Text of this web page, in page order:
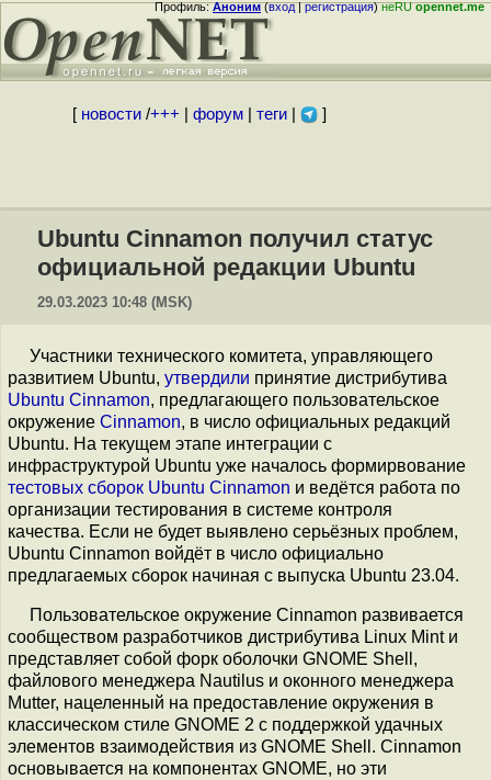
Профиль:Аноним(вход|регистрация)неRUopennet.me
[ новости/+++ форум| теги| ]
Ubuntu Cinnamon получил статус
официальной редакции Ubuntu
29.03.2023 10:48 (MSK)
Участники технического комитета, управляющего
развитием Ubuntu, утвердили принятие дистрибутива
Ubuntu Cinnamon, предлагающего пользовательское
окружение Cinnamon, в число официальных редакций
Ubuntu. На текущем этапе интеграции с
инфраструктурой Ubuntu уже началось формирвование
тестовых сборок Ubuntu Cinnamon и ведётся работа по
организации тестирования в системе контроля
качества. Если не будет выявлено серьёзных проблем,
Ubuntu Cinnamon войдёт в число официально
предлагаемых сборок начиная с выпуска Ubuntu 23.04.
Пользовательское окружение Cinnamon развивается
сообществом разработчиков дистрибутива Linux Mint и
представляет собой форк оболочки GNOME Shell,
файлового менеджера Nautilus и оконного менеджера
Mutter, нацеленный на предоставление окружения в
классическом стиле GNOME 2 с поддержкой удачных
элементов взаимодействия из GNOME Shell. Cinnamon
основывается на компонентах GNOME, но эти